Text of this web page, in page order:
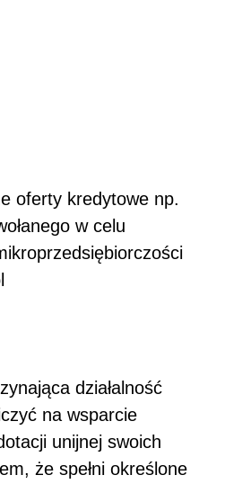
oferty kredytowe np.
w celu
działalność
na wsparcie
unijnej swoich
że spełni określone